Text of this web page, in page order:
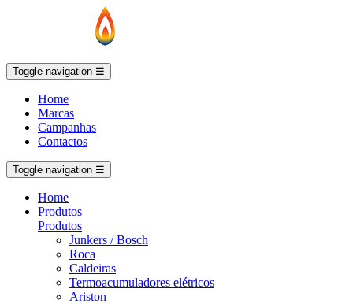
Toggle navigation ☰
Home
Marcas
Campanhas
Contactos
Toggle navigation ☰
Home
Produtos
Produtos
Junkers / Bosch
Roca
Caldeiras
Termoacumuladores elétricos
Ariston